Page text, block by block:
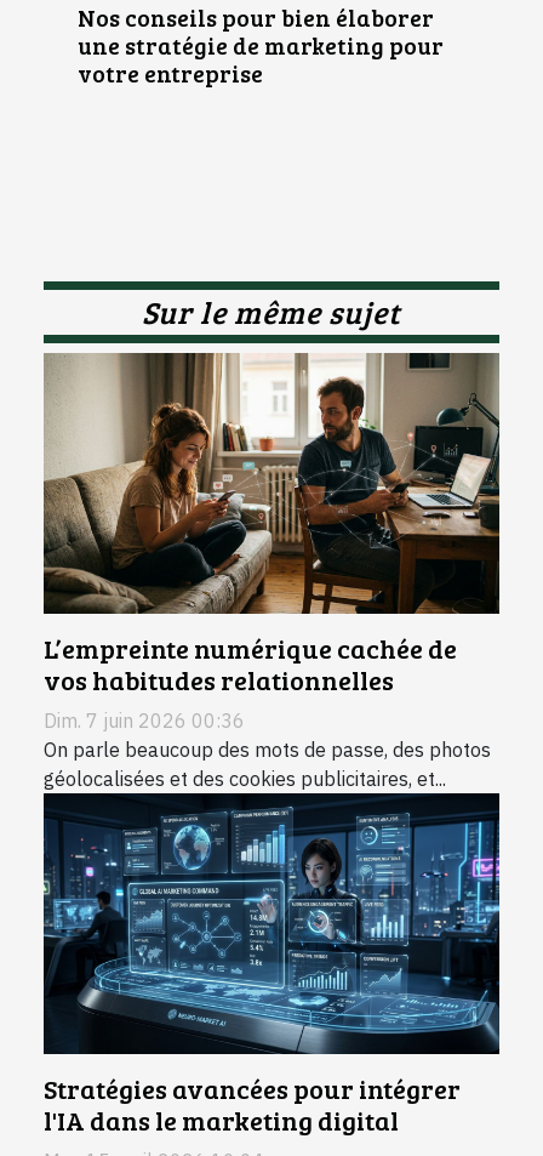
Nos conseils pour bien élaborer
une stratégie de marketing pour
votre entreprise
Sur le même sujet
L’empreinte numérique cachée de
vos habitudes relationnelles
Dim. 7 juin 2026 00:36
On parle beaucoup des mots de passe, des photos
géolocalisées et des cookies publicitaires, et...
Stratégies avancées pour intégrer
l'IA dans le marketing digital